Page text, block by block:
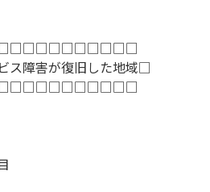
ス障害が復旧した地域□